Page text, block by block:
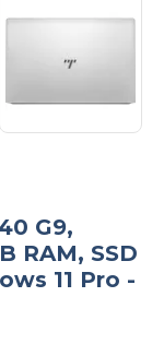
G9,
RAM, SSD
11 Pro -